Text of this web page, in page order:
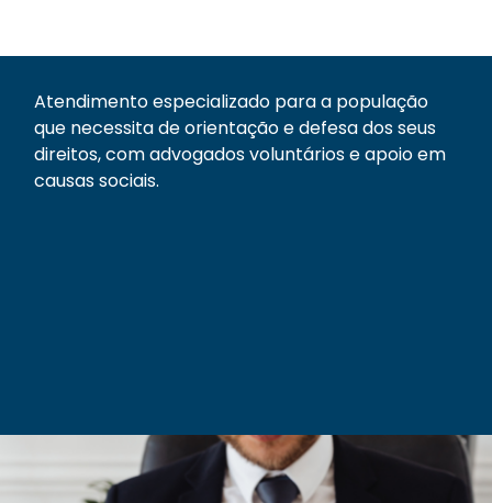
Atendimento especializado para a população
que necessita de orientação e defesa dos seus
direitos, com advogados voluntários e apoio em
causas sociais.